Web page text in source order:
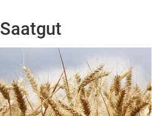
Saatgut